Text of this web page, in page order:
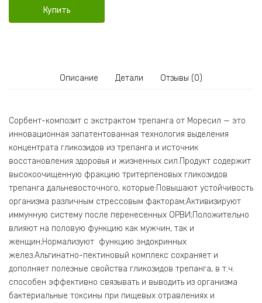
Купить
Описание Детали Отзывы (0)
Сорбент-композит с экстрактом трепанга от Моресил — это
инновационная запатентованная технология выделения
концентрата гликозидов из трепанга и источник
восстановления здоровья и жизненных сил.Продукт содержит
высокоочищенную фракцию тритерпеновых гликозидов
трепанга дальневосточного, которые:Повышают устойчивость
организма различным стрессовым факторам;Активизируют
иммунную систему после перенесенных ОРВИ;Положительно
влияют на половую функцию как мужчин, так и
женщин;Нормализуют функцию эндокринных
желез.Альгинатно-пектиновый комплекс сохраняет и
дополняет полезные свойства гликозидов трепанга, в т.ч.
способен эффективно связывать и выводить из организма
бактериальные токсины при пищевых отравлениях и